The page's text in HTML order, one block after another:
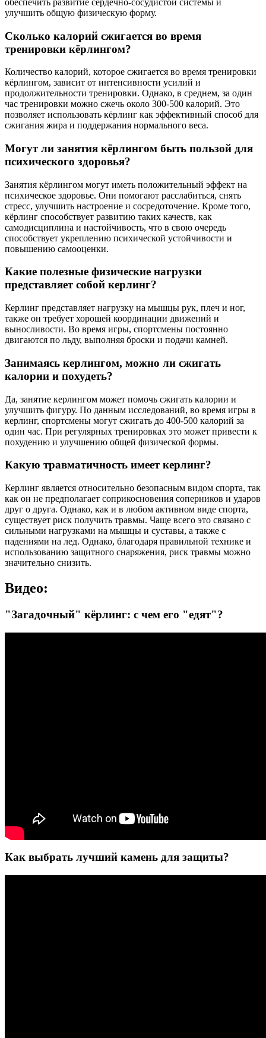
улучшить общую физическую форму.
Сколько калорий сжигается во время
тренировки кёрлингом?
Количество калорий, которое сжигается во время тренировки
кёрлингом, зависит от интенсивности усилий и
продолжительности тренировки. Однако, в среднем, за один
час тренировки можно сжечь около 300-500 калорий. Это
позволяет использовать кёрлинг как эффективный способ для
сжигания жира и поддержания нормального веса.
Могут ли занятия кёрлингом быть пользой для
психического здоровья?
Занятия кёрлингом могут иметь положительный эффект на
психическое здоровье. Они помогают расслабиться, снять
стресс, улучшить настроение и сосредоточение. Кроме того,
кёрлинг способствует развитию таких качеств, как
самодисциплина и настойчивость, что в свою очередь
способствует укреплению психической устойчивости и
повышению самооценки.
Какие полезные физические нагрузки
представляет собой керлинг?
Керлинг представляет нагрузку на мышцы рук, плеч и ног,
также он требует хорошей координации движений и
выносливости. Во время игры, спортсмены постоянно
двигаются по льду, выполняя броски и подачи камней.
Занимаясь керлингом, можно ли сжигать
калории и похудеть?
Да, занятие керлингом может помочь сжигать калории и
улучшить фигуру. По данным исследований, во время игры в
керлинг, спортсмены могут сжигать до 400-500 калорий за
один час. При регулярных тренировках это может привести к
похудению и улучшению общей физической формы.
Какую травматичность имеет керлинг?
Керлинг является относительно безопасным видом спорта, так
как он не предполагает соприкосновения соперников и ударов
друг о друга. Однако, как и в любом активном виде спорта,
существует риск получить травмы. Чаще всего это связано с
сильными нагрузками на мышцы и суставы, а также с
падениями на лед. Однако, благодаря правильной технике и
использованию защитного снаряжения, риск травмы можно
значительно снизить.
Видео:
"Загадочный" кёрлинг: с чем его "едят"?
Как выбрать лучший камень для защиты?